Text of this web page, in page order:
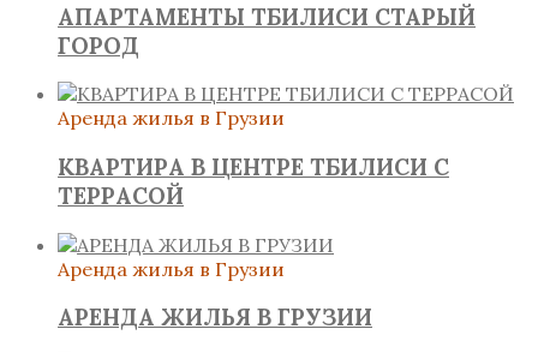
АПАРТАМЕНТЫ ТБИЛИСИ СТАРЫЙ
ГОРОД
Аренда жилья в Грузии
КВАРТИРА В ЦЕНТРЕ ТБИЛИСИ С
ТЕРРАСОЙ
Аренда жилья в Грузии
АРЕНДА ЖИЛЬЯ В ГРУЗИИ